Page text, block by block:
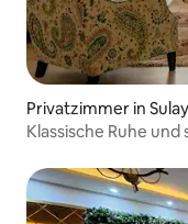
Privatzimmer in
Klassische Ruhe